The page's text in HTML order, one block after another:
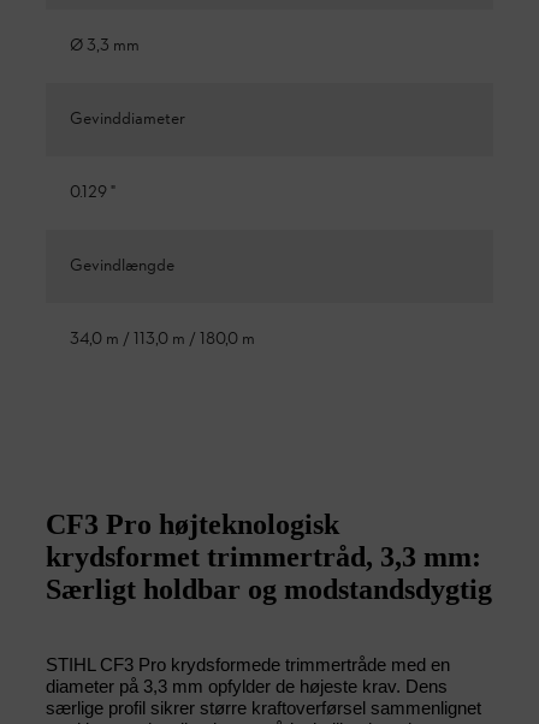
Ø 3,3 mm
Gevinddiameter
0.129 "
Gevindlængde
34,0 m / 113,0 m / 180,0 m
CF3 Pro højteknologisk
krydsformet trimmertråd, 3,3 mm:
Særligt holdbar og modstandsdygtig
STIHL CF3 Pro krydsformede trimmertråde med en
diameter på 3,3 mm opfylder de højeste krav. Dens
særlige profil sikrer større kraftoverførsel sammenlignet